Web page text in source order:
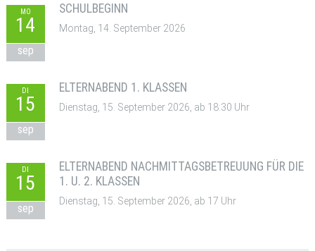
MO
14
sep
SCHULBEGINN
Montag, 14. September 2026
DI
15
sep
ELTERNABEND 1. KLASSEN
Dienstag, 15. September 2026, ab 18:30 Uhr
DI
15
sep
ELTERNABEND NACHMITTAGSBETREUUNG FÜR DIE
1. U. 2. KLASSEN
Dienstag, 15. September 2026, ab 17 Uhr